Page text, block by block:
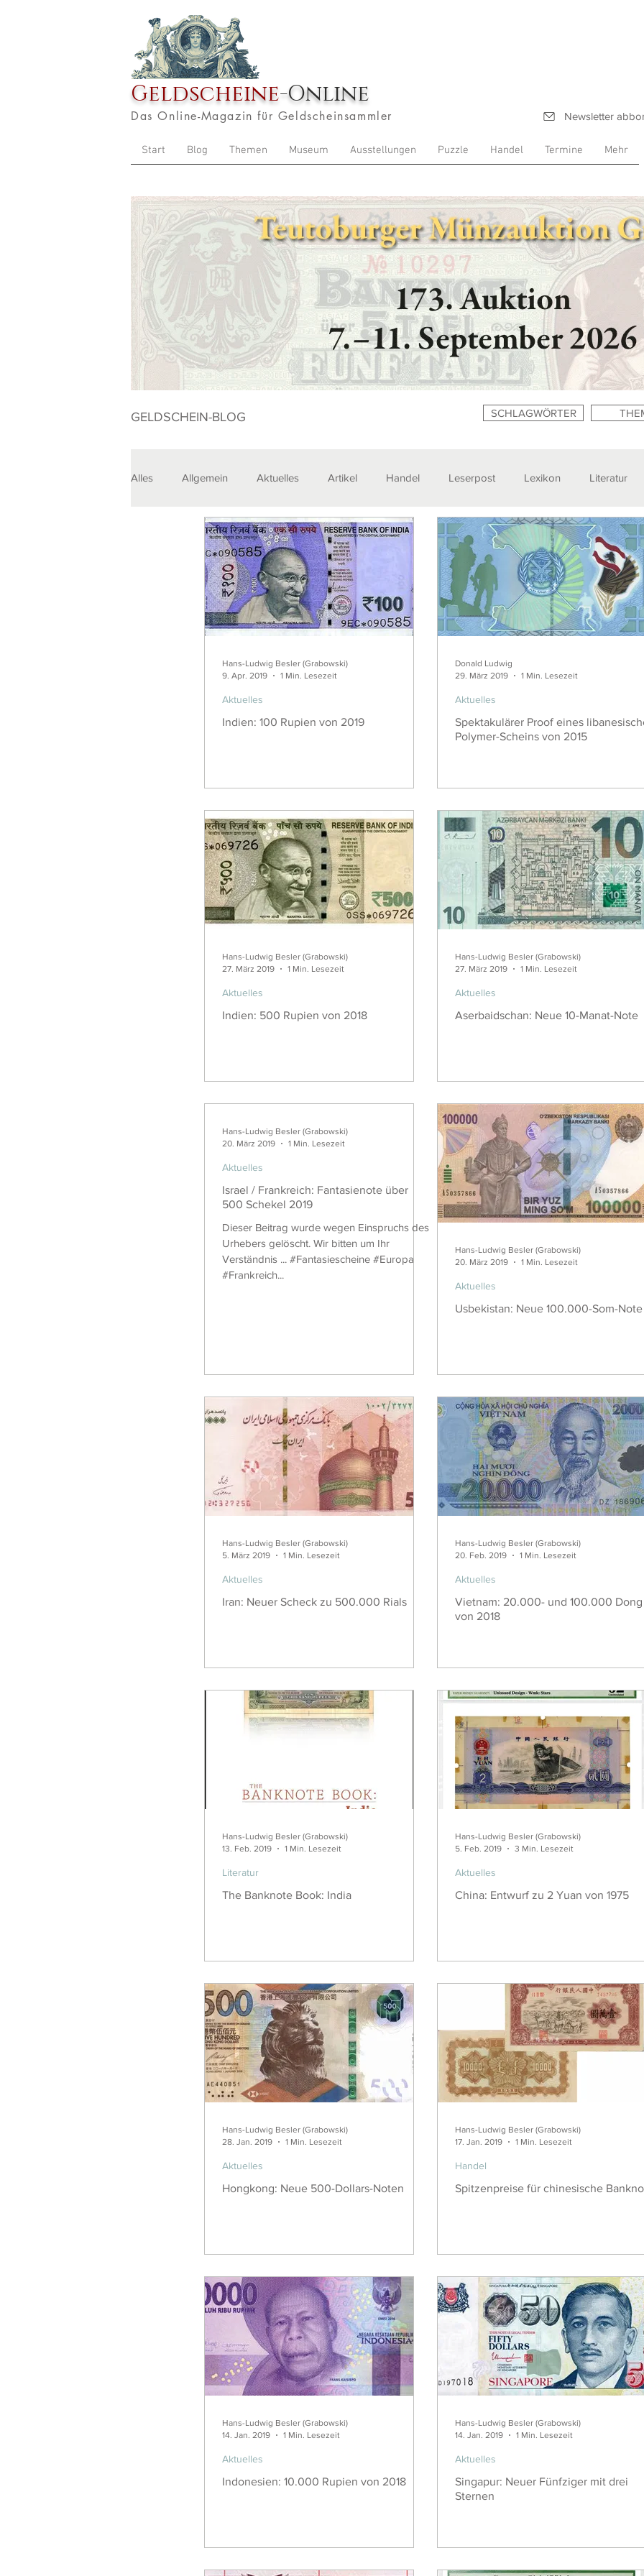
Geldscheine-Online
Das Online-Magazin für Geldscheinsammler Newsletter
Start Blog Themen Museum Ausstellungen Puzzle Handel Termine Mehr
GELDSCHEIN-BLOG SCHLAGWÖRTER
Alles Allgemein Aktuelles Artikel Handel Leserpost Lexikon Literatur
Sammlungen Veranstaltungen Zitate Ausstellungen
Hans-Ludwig Besler (Grabowski)
9. Apr. 2019
1 Min. Lesezeit
Aktuelles
Indien: 100 Rupien von 2019
Donald Ludwig
29. März 2019
1 Min. Lesezeit
Aktuelles
Spektakulärer Proof eines
Polymer-Scheins von 2015
Hans-Ludwig Besler (Grabowski)
27. März 2019
1 Min. Lesezeit
Aktuelles
Indien: 500 Rupien von 2018
Hans-Ludwig Besler (Grabowski)
27. März 2019
1 Min. Lesezeit
Aktuelles
Aserbaidschan: Neue 10-Manat-Note
Hans-Ludwig Besler (Grabowski)
20. März 2019
1 Min. Lesezeit
Aktuelles
Israel / Frankreich: Fantasienote über
500 Schekel 2019
Dieser Beitrag wurde wegen Einspruchs des
Urhebers gelöscht. Wir bitten um Ihr
Verständnis ... #Fantasiescheine #Europa
#Frankreich...
Hans-Ludwig Besler (Grabowski)
20. März 2019
1 Min. Lesezeit
Aktuelles
Usbekistan: Neue 100.000-Som-Note
Hans-Ludwig Besler (Grabowski)
5. März 2019
1 Min. Lesezeit
Aktuelles
Iran: Neuer Scheck zu 500.000 Rials
Hans-Ludwig Besler (Grabowski)
20. Feb. 2019
1 Min. Lesezeit
Aktuelles
Vietnam: 20.000- und 100.000 Dong
von 2018
Hans-Ludwig Besler (Grabowski)
13. Feb. 2019
1 Min. Lesezeit
Literatur
The Banknote Book: India
Hans-Ludwig Besler (Grabowski)
5. Feb. 2019
3 Min. Lesezeit
Aktuelles
China: Entwurf zu 2 Yuan von 1975
Hans-Ludwig Besler (Grabowski)
28. Jan. 2019
1 Min. Lesezeit
Aktuelles
Hongkong: Neue 500-Dollars-Noten
Hans-Ludwig Besler (Grabowski)
17. Jan. 2019
1 Min. Lesezeit
Handel
Spitzenpreise für chinesische
Hans-Ludwig Besler (Grabowski)
14. Jan. 2019
1 Min. Lesezeit
Aktuelles
Indonesien: 10.000 Rupien von 2018
Hans-Ludwig Besler (Grabowski)
14. Jan. 2019
1 Min. Lesezeit
Aktuelles
Singapur: Neuer Fünfziger mit drei
Sternen